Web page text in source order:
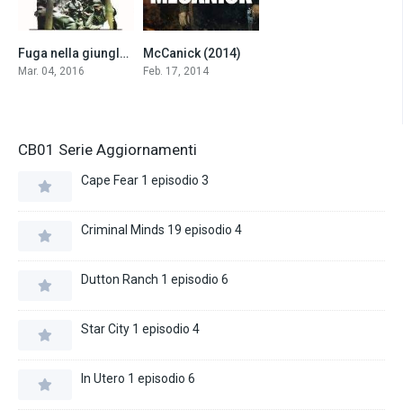
5.0
Fuga nella giungla (2016)
Mar. 04, 2016
4.7
McCanick (2014)
Feb. 17, 2014
CB01 Serie Aggiornamenti
Cape Fear 1 episodio 3
Criminal Minds 19 episodio 4
Dutton Ranch 1 episodio 6
Star City 1 episodio 4
In Utero 1 episodio 6